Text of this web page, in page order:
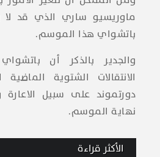
ماوريسيو ساري الذي قد لا
باتشواي هذا الموسم.
والجدير بالذكر أن
الانتقالات الشتوية
دورتموند على سبيل
نهاية الموسم.
الأكثر قراءة